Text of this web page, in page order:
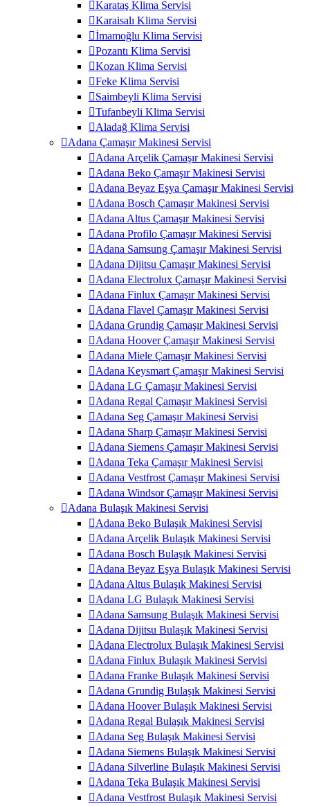
Karataş Klima Servisi
Karaisalı Klima Servisi
İmamoğlu Klima Servisi
Pozantı Klima Servisi
Kozan Klima Servisi
Feke Klima Servisi
Saimbeyli Klima Servisi
Tufanbeyli Klima Servisi
Aladağ Klima Servisi
Adana Çamaşır Makinesi Servisi
Adana Arçelik Çamaşır Makinesi Servisi
Adana Beko Çamaşır Makinesi Servisi
Adana Beyaz Eşya Çamaşır Makinesi Servisi
Adana Bosch Çamaşır Makinesi Servisi
Adana Altus Çamaşır Makinesi Servisi
Adana Profilo Çamaşır Makinesi Servisi
Adana Samsung Çamaşır Makinesi Servisi
Adana Dijitsu Çamaşır Makinesi Servisi
Adana Electrolux Çamaşır Makinesi Servisi
Adana Finlux Çamaşır Makinesi Servisi
Adana Flavel Çamaşır Makinesi Servisi
Adana Grundig Çamaşır Makinesi Servisi
Adana Hoover Çamaşır Makinesi Servisi
Adana Miele Çamaşır Makinesi Servisi
Adana Keysmart Çamaşır Makinesi Servisi
Adana LG Çamaşır Makinesi Servisi
Adana Regal Çamaşır Makinesi Servisi
Adana Seg Çamaşır Makinesi Servisi
Adana Sharp Çamaşır Makinesi Servisi
Adana Siemens Çamaşır Makinesi Servisi
Adana Teka Çamaşır Makinesi Servisi
Adana Vestfrost Çamaşır Makinesi Servisi
Adana Windsor Çamaşır Makinesi Servisi
Adana Bulaşık Makinesi Servisi
Adana Beko Bulaşık Makinesi Servisi
Adana Arçelik Bulaşık Makinesi Servisi
Adana Bosch Bulaşık Makinesi Servisi
Adana Beyaz Eşya Bulaşık Makinesi Servisi
Adana Altus Bulaşık Makinesi Servisi
Adana LG Bulaşık Makinesi Servisi
Adana Samsung Bulaşık Makinesi Servisi
Adana Dijitsu Bulaşık Makinesi Servisi
Adana Electrolux Bulaşık Makinesi Servisi
Adana Finlux Bulaşık Makinesi Servisi
Adana Franke Bulaşık Makinesi Servisi
Adana Grundig Bulaşık Makinesi Servisi
Adana Hoover Bulaşık Makinesi Servisi
Adana Regal Bulaşık Makinesi Servisi
Adana Seg Bulaşık Makinesi Servisi
Adana Siemens Bulaşık Makinesi Servisi
Adana Silverline Bulaşık Makinesi Servisi
Adana Teka Bulaşık Makinesi Servisi
Adana Vestfrost Bulaşık Makinesi Servisi